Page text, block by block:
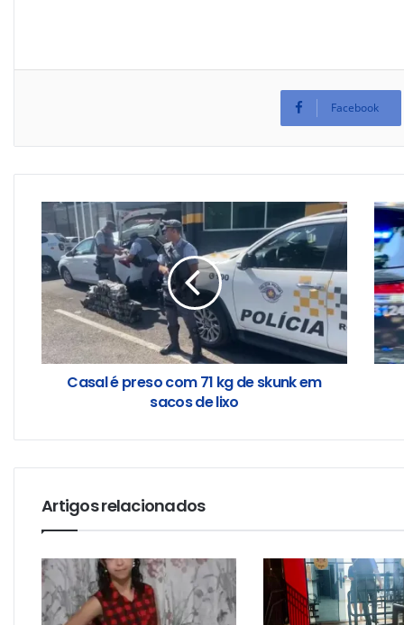
Facebook
Casal é preso com 71 kg de skunk em
sacos de lixo
Artigos relacionados